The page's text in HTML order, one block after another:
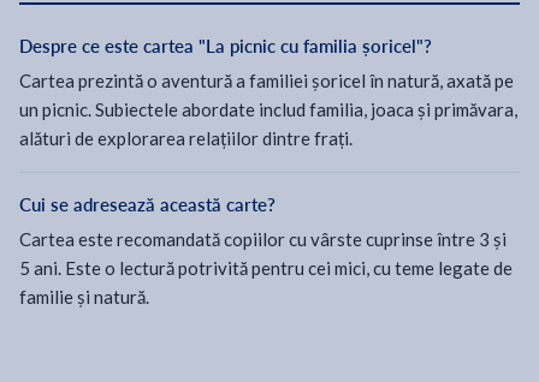
Despre ce este cartea "La picnic cu familia șoricel"?
Cartea prezintă o aventură a familiei șoricel în natură, axată pe
un picnic. Subiectele abordate includ familia, joaca și primăvara,
alături de explorarea relațiilor dintre frați.
Cui se adresează această carte?
Cartea este recomandată copiilor cu vârste cuprinse între 3 și
5 ani. Este o lectură potrivită pentru cei mici, cu teme legate de
familie și natură.